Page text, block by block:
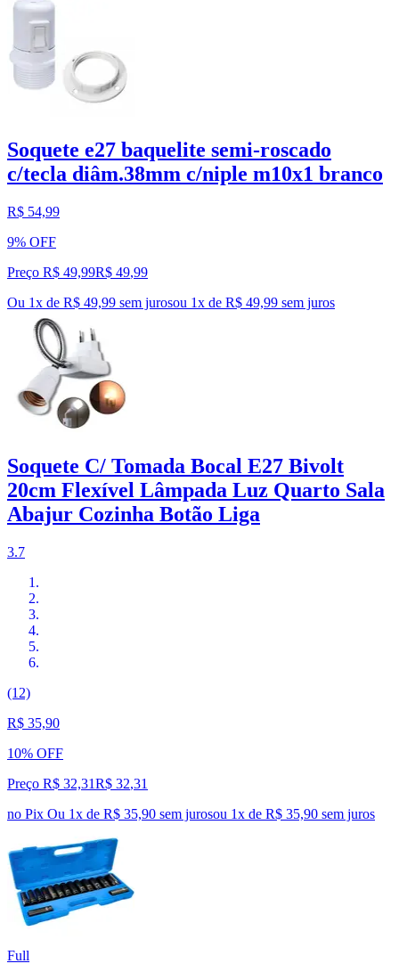
Soquete e27 baquelite semi-roscado
c/tecla diâm.38mm c/niple m10x1 branco
R$ 54,99
9% OFF
Preço R$ 49,99R$ 49,99
Ou 1x de R$ 49,99 sem jurosou 1x de R$ 49,99 sem juros
Soquete C/ Tomada Bocal E27 Bivolt
20cm Flexível Lâmpada Luz Quarto Sala
Abajur Cozinha Botão Liga
3.7
(12)
R$ 35,90
10% OFF
Preço R$ 32,31R$ 32,31
no Pix Ou 1x de R$ 35,90 sem jurosou 1x de R$ 35,90 sem juros
Full